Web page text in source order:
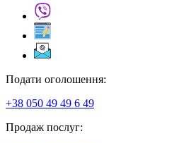
Подати оголошення:
+38 050 49 49 6 49
Продаж послуг: